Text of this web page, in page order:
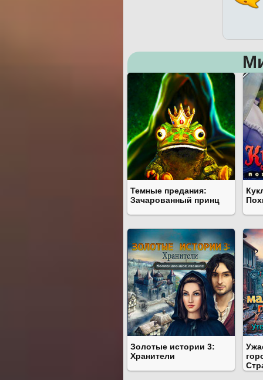
Темные предания:
Зачарованный принц
Золотые истории 3:
Хранители